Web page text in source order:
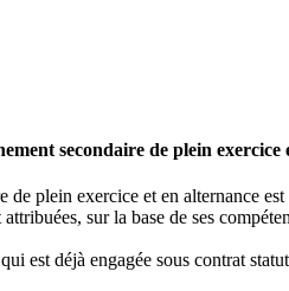
secondaire de plein exercice
plein exercice et en alternance
sur la base de ses
est déjà engagée sous contrat